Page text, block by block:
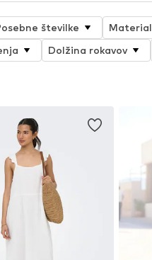
številke Material
Dolžina rokavov